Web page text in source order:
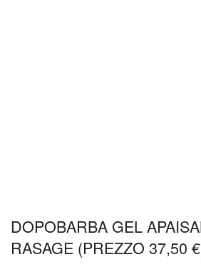
DOPOBARBA GEL
RASAGE (PREZZO 37,50